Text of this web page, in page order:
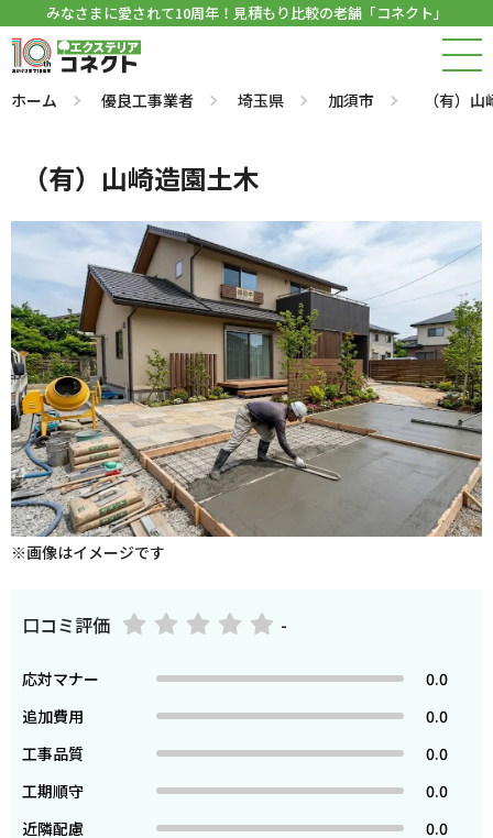
みなさまに愛されて10周年！見積もり比較の老舗「コネクト」
ホーム 優良工事業者 埼玉県 加須市 （有）
（有）山崎造園土木
※画像はイメージです
口コミ評価 -
応対マナー
0.0
追加費用
0.0
工事品質
0.0
工期順守
0.0
近隣配慮
0.0